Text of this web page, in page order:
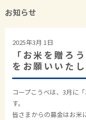
お知らせ
2025年3月 1日
「お米を贈ろ
をお願いいた
コープこうべは、3月に
す。
皆さまからの募金はお米